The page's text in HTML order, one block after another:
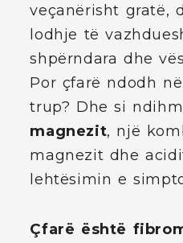
veçanërisht gratë,
lodhje të
shpërndara dhe
Por çfarë ndodh
trup? Dhe si
magnezit, një
magnezit dhe
lehtësimin e
Çfarë është